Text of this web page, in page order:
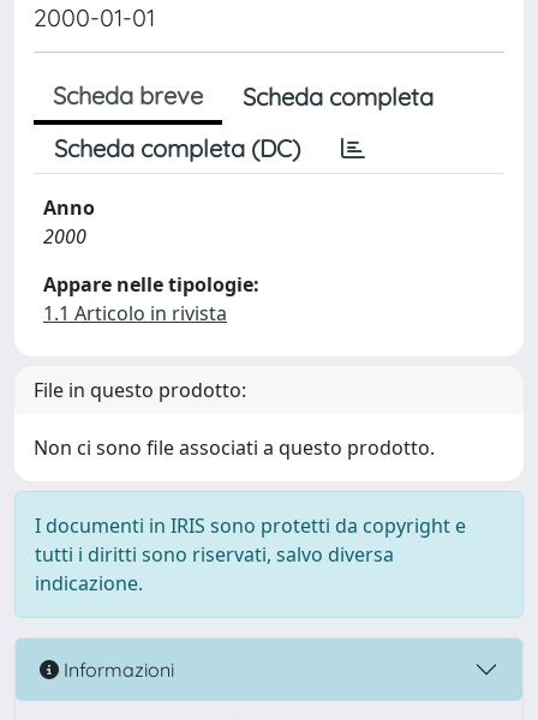
2000-01-01
Scheda breve
Scheda completa
Scheda completa (DC)
Anno
2000
Appare nelle tipologie:
1.1 Articolo in rivista
File in questo prodotto:
Non ci sono file associati a questo prodotto.
I documenti in IRIS sono protetti da copyright e
tutti i diritti sono riservati, salvo diversa
indicazione.
Informazioni